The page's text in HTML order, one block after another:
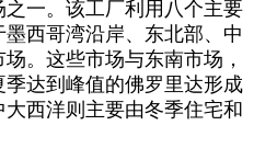
一。该工厂利用八个主要
西哥湾沿岸、东北部、中
。这些市场与东南市场，
达到峰值的佛罗里达形成
西洋则主要由冬季住宅和